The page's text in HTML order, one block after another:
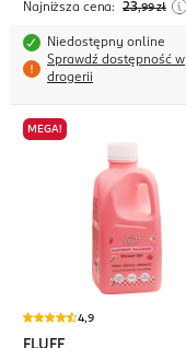
Najniższa cena: 23,99 zł
Niedostępny online
Sprawdź dostępność w
drogerii
MEGA!
4,9